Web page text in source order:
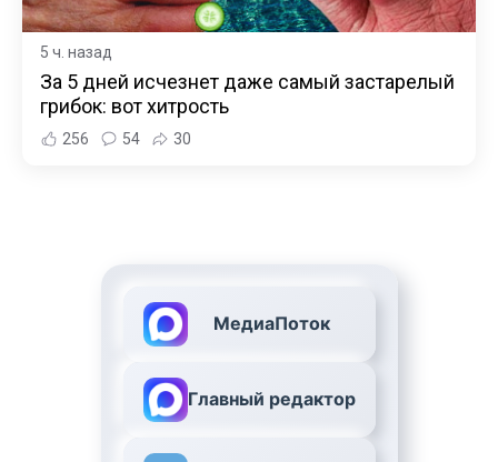
5 ч. назад
За 5 дней исчезнет даже самый застарелый
грибок: вот хитрость
256 54 30
МедиаПоток
Главный редактор